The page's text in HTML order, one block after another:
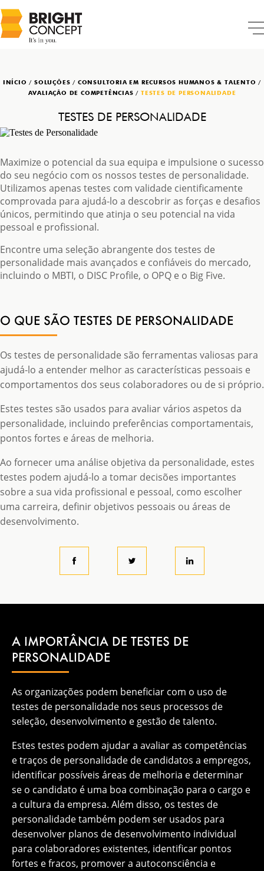
INÍCIO / SOLUÇÕES / CONSULTORIA EM RECURSOS HUMANOS & TALENTO /
AVALIAÇÃO DE COMPETÊNCIAS / TESTES DE PERSONALIDADE
TESTES DE PERSONALIDADE
Maximize o potencial da sua equipa e impulsione o sucesso
do seu negócio com os nossos testes de personalidade.
Utilizamos apenas testes com validade cientificamente
comprovada para ajudá-lo a descobrir as forças e desafios
únicos, permitindo que atinja o seu potencial na vida
pessoal e profissional.
Encontre uma seleção abrangente dos testes de
personalidade mais avançados e confiáveis ​​do mercado,
incluindo o MBTI, o DISC Profile, o OPQ e o Big Five.
O QUE SÃO TESTES DE PERSONALIDADE
Os testes de personalidade são ferramentas valiosas para
ajudá-lo a entender melhor as características pessoais e
comportamentos dos seus colaboradores ou de si próprio.
Estes testes são usados ​​para avaliar vários aspetos da
personalidade, incluindo preferências comportamentais,
pontos fortes e áreas de melhoria.
Ao fornecer uma análise objetiva da personalidade, estes
testes podem ajudá-lo a tomar decisões importantes
sobre a sua vida profissional e pessoal, como escolher
uma carreira, definir objetivos pessoais ou áreas de
desenvolvimento.
A IMPORTÂNCIA DE TESTES DE
PERSONALIDADE
As organizações podem beneficiar com o uso de
testes de personalidade nos seus processos de
seleção, desenvolvimento e gestão de talento.
Estes testes podem ajudar a avaliar as competências
e traços de personalidade de candidatos a empregos,
identificar possíveis áreas de melhoria e determinar
se o candidato é uma boa combinação para o cargo e
a cultura da empresa. Além disso, os testes de
personalidade também podem ser usados ​​para
desenvolver planos de desenvolvimento individual
para colaboradores existentes, identificar pontos
fortes e fracos, promover a autoconsciência e